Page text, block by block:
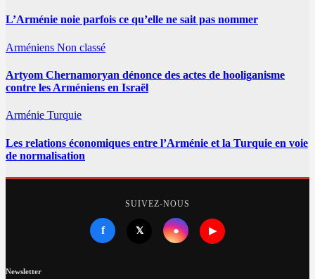
L’Arménie noie parfois ce qu’elle ne sait pas nommer
Arméniens Non classé
Artyom Chernamoryan dénonce des actes de hooliganisme
contre les Arméniens en Israël
Arménie Turquie
Les relations économiques entre l’Arménie et la Turquie en voie
de normalisation
SUIVEZ-NOUS
f 𝕏 ● ▶
Newsletter